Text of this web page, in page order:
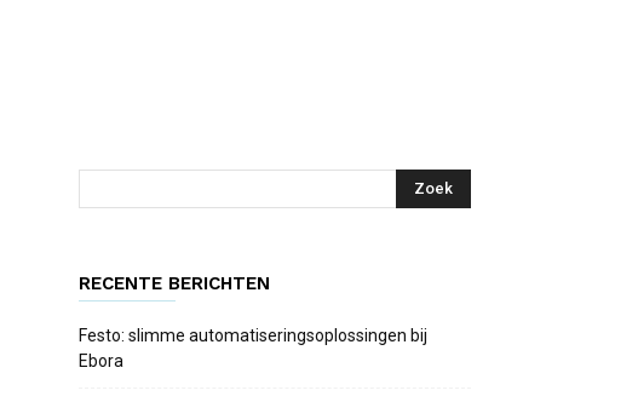
RECENTE BERICHTEN
Festo: slimme automatiseringsoplossingen bij
Ebora